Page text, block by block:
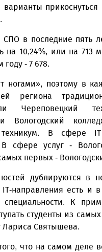
в последние пять
на 10,24%, или на 713
- 7 678.
ногами», поэтому в
региона
Череповецкий
и Вологодский
техникум. В
В сфере услуг -
первых -
дублируются в
направления есть и
К
студенты из
Лариса Святышева.
что на самом деле